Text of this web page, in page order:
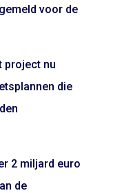
voor de
project nu
die
2 miljard euro
de